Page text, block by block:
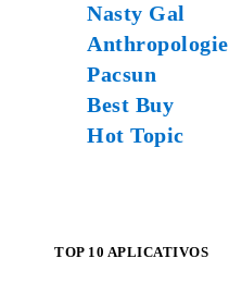
Nasty Gal
Anthropologie
Pacsun
Best Buy
Hot Topic
TOP 10 APLICATIVOS